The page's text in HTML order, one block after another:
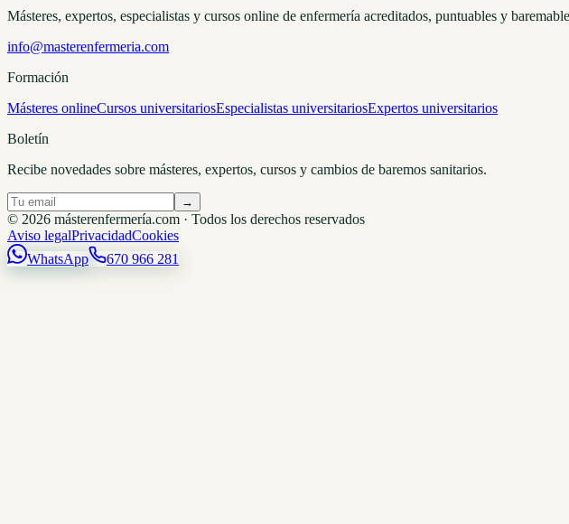
Másteres, expertos, especialistas y cursos online de enfermería acreditados, puntuables y
info@masterenfermeria.com
Formación
Másteres onlineCursos universitariosEspecialistas universitariosExpertos universitarios
Boletín
Recibe novedades sobre másteres, expertos, cursos y cambios de baremos sanitarios.
→
© 2026 másterenfermería.com · Todos los derechos reservados
Aviso legalPrivacidadCookies
WhatsApp
670 966 281